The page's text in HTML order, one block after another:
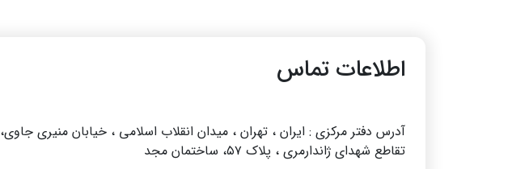
اطلاعات تماس
آدرس دفتر مرکزی : ایران ، تهران ، میدان انقلاب اسلامی ، خیابان منیری جاوی،
تقاطع شهدای ژاندارمری ، پلاک ۵۷، ساختمان مجد